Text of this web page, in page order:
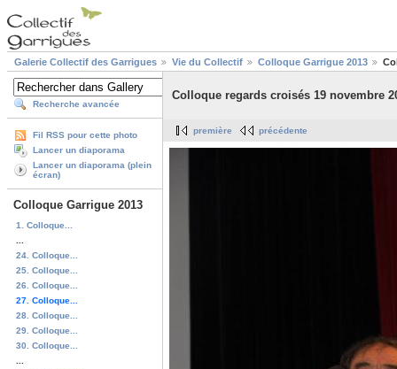
Galerie Collectif des Garrigues Vie du Collectif Colloque Garrigue 2013
Recherche avancée
Fil RSS pour cette photo
Lancer un diaporama
Lancer un diaporama (plein
écran)
Colloque Garrigue 2013
1. Colloque...
24. Colloque...
25. Colloque...
26. Colloque...
27. Colloque...
28. Colloque...
29. Colloque...
30. Colloque...
Colloque regards croisés 19 novembre
première précédente